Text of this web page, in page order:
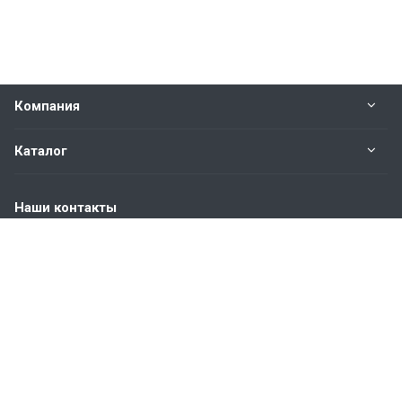
Компания
Каталог
Наши контакты